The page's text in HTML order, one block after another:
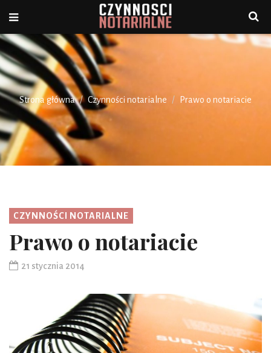
Strona główna Czynności notarialne Prawo o notariacie
CZYNNOŚCI NOTARIALNE
Prawo o notariacie
21 stycznia 2014